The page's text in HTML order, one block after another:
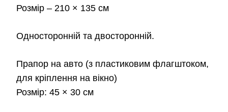
Розмір – 210 × 135 см
Односторонній та двосторонній.
Прапор на авто (з пластиковим флагштоком,
для кріплення на вікно)
Розмір: 45 × 30 см